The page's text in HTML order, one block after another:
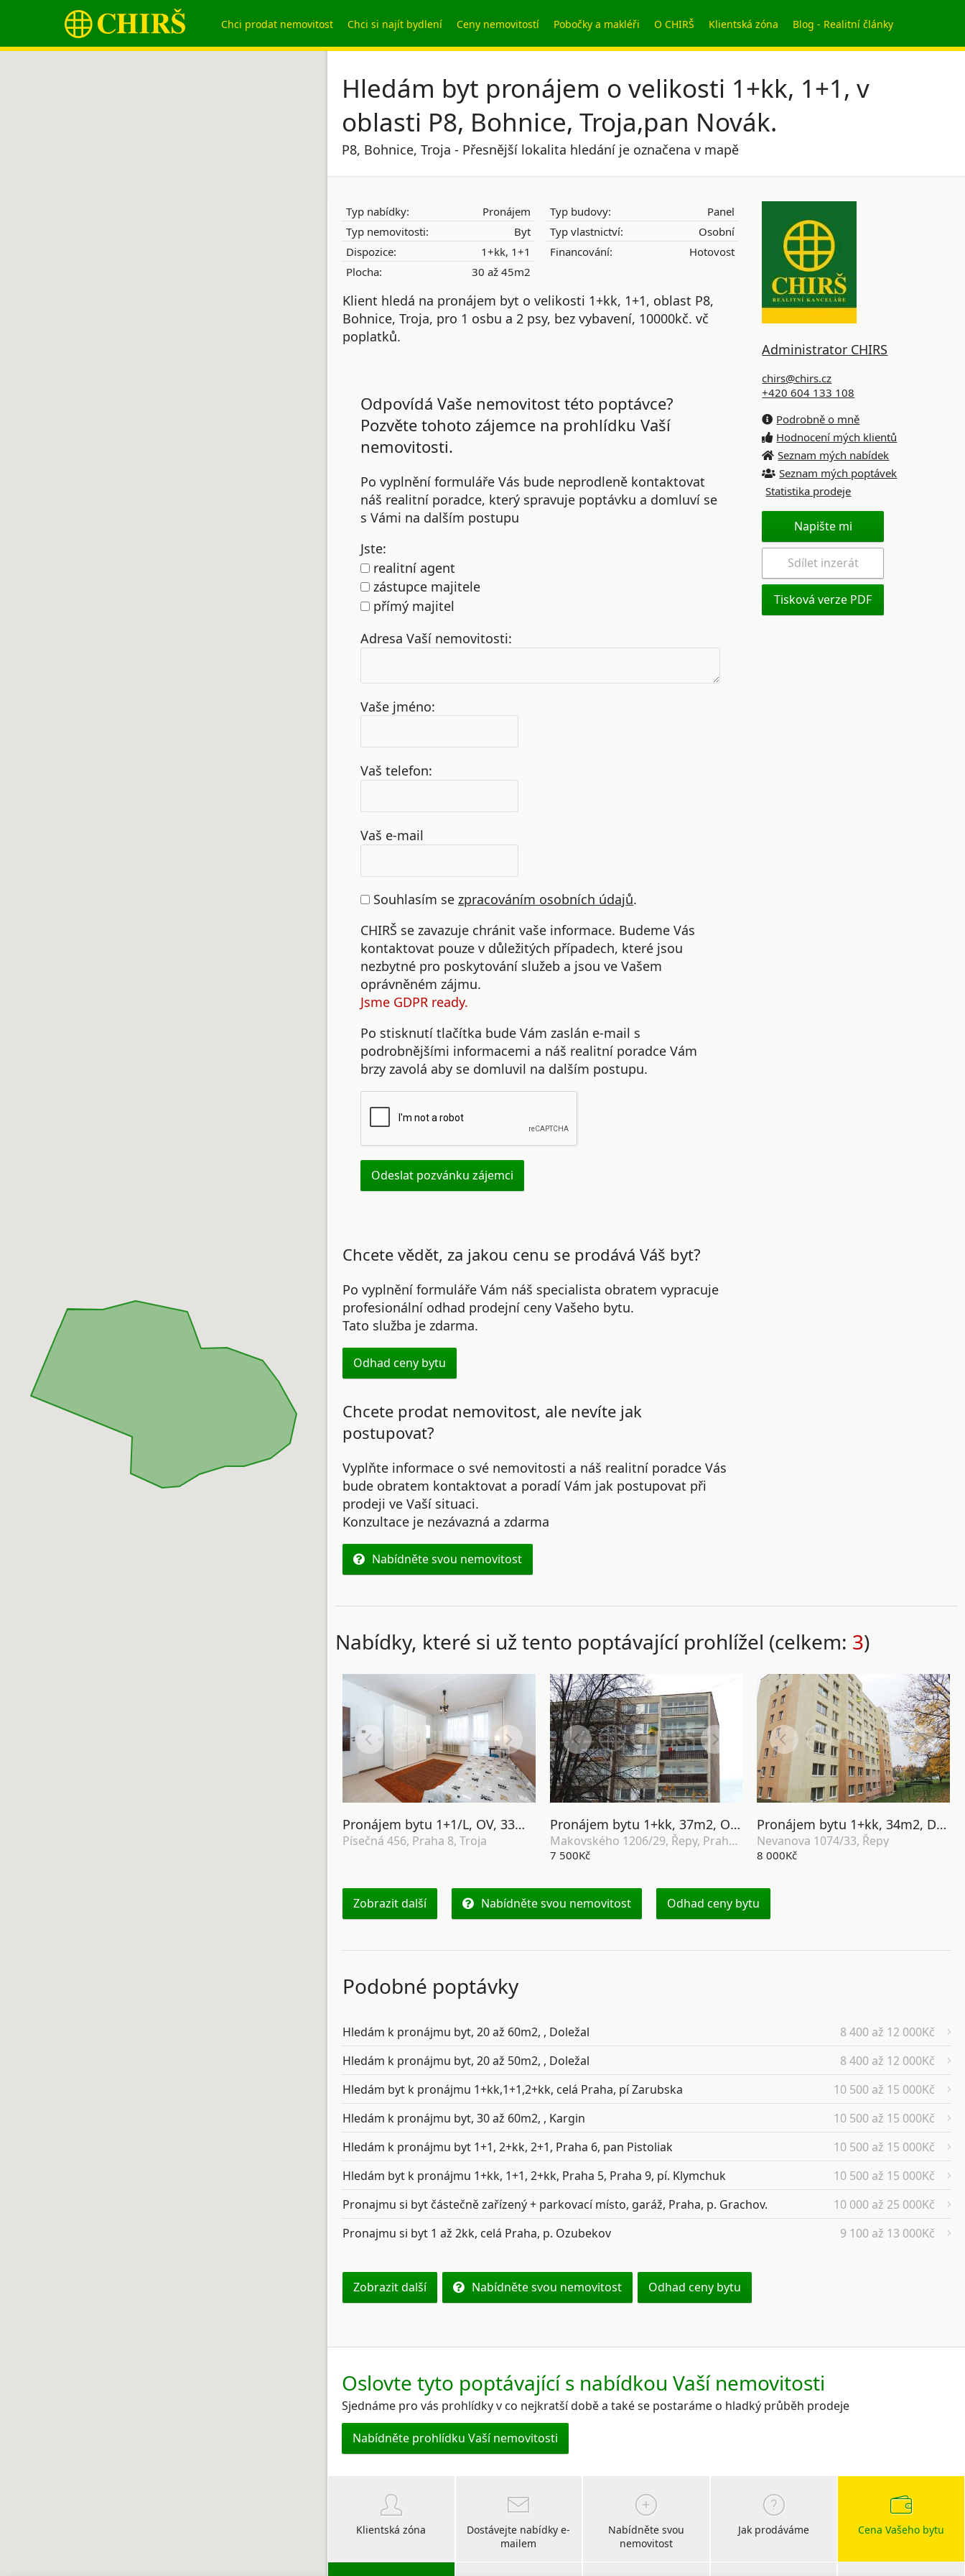
Chci prodat nemovitost Chci si najít bydlení Ceny nemovitostí Pobočky a makléři O CHIRŠ Klientská zóna Blog - Realitní články
Hledám byt pronájem o velikosti 1+kk, 1+1, v
oblasti P8, Bohnice, Troja,pan Novák.
P8, Bohnice, Troja - Přesnější lokalita hledání je označena v mapě
Typ nabídky:
Pronájem
Typ nemovitosti:
Byt
Dispozice:
1+kk, 1+1
Plocha:
30 až 45m2
Typ budovy:
Panel
Typ vlastnictví:
Osobní
Financování:
Hotovost
Klient hledá na pronájem byt o velikosti 1+kk, 1+1, oblast P8,
Bohnice, Troja, pro 1 osbu a 2 psy, bez vybavení, 10000kč. vč
poplatků.
Odpovídá Vaše nemovitost této poptávce?
Pozvěte tohoto zájemce na prohlídku Vaší
nemovitosti.
Po vyplnění formuláře Vás bude neprodleně kontaktovat
náš realitní poradce, který spravuje poptávku a domluví se
s Vámi na dalším postupu
Jste:
realitní agent
zástupce majitele
přímý majitel
Adresa Vaší nemovitosti:
Vaše jméno:
Vaš telefon:
Vaš e-mail
Souhlasím se zpracováním osobních údajů.
CHIRŠ se zavazuje chránit vaše informace. Budeme Vás
kontaktovat pouze v důležitých případech, které jsou
nezbytné pro poskytování služeb a jsou ve Vašem
oprávněném zájmu.
Jsme GDPR ready.
Po stisknutí tlačítka bude Vám zaslán e-mail s
podrobnějšími informacemi a náš realitní poradce Vám
brzy zavolá aby se domluvil na dalším postupu.
Chcete vědět, za jakou cenu se prodává Váš byt?
Po vyplnění formuláře Vám náš specialista obratem vypracuje
profesionální odhad prodejní ceny Vašeho bytu.
Tato služba je zdarma.
Odhad ceny bytu
Chcete prodat nemovitost, ale nevíte jak
postupovat?
Vyplňte informace o své nemovitosti a náš realitní poradce Vás
bude obratem kontaktovat a poradí Vám jak postupovat při
prodeji ve Vaší situaci.
Konzultace je nezávazná a zdarma
Nabídněte svou nemovitost
Administrator CHIRS
chirs@chirs.cz
+420 604 133 108
Podrobně o mně
Hodnocení mých klientů
Seznam mých nabídek
Seznam mých poptávek
Statistika prodeje
Napište mi
Sdílet inzerát
Tisková verze PDF
Nabídky, které si už tento poptávající prohlížel (celkem: 3)
Pronájem bytu 1+1/L, OV, 33m2, ul. Písečná 456, P-8 Troja
Písečná 456, Praha 8, Troja
Pronájem bytu 1+kk, 37m2, OV, ul. Makovského 1206/29, Řepy, Praha 17
Makovského 1206/29, Řepy, Praha 17
7 500Kč
Pronájem bytu 1+kk, 34m2, DV, ul. Nevanova 1074/33, P-17, Řepy
Nevanova 1074/33, Řepy
8 000Kč
Zobrazit další Nabídněte svou nemovitost Odhad ceny bytu
Podobné poptávky
Hledám k pronájmu byt, 20 až 60m2, , Doležal
8 400 až 12 000Kč
Hledám k pronájmu byt, 20 až 50m2, , Doležal
8 400 až 12 000Kč
Hledám byt k pronájmu 1+kk,1+1,2+kk, celá Praha, pí Zarubska
10 500 až 15 000Kč
Hledám k pronájmu byt, 30 až 60m2, , Kargin
10 500 až 15 000Kč
Hledám k pronájmu byt 1+1, 2+kk, 2+1, Praha 6, pan Pistoliak
10 500 až 15 000Kč
Hledám byt k pronájmu 1+kk, 1+1, 2+kk, Praha 5, Praha 9, pí. Klymchuk
10 500 až 15 000Kč
Pronajmu si byt částečně zařízený + parkovací místo, garáž, Praha, p. Grachov.
10 000 až 25 000Kč
Pronajmu si byt 1 až 2kk, celá Praha, p. Ozubekov
9 100 až 13 000Kč
Zobrazit další Nabídněte svou nemovitost Odhad ceny bytu
Oslovte tyto poptávající s nabídkou Vaší nemovitosti
Sjednáme pro vás prohlídky v co nejkratší době a také se postaráme o hladký průběh prodeje
Nabídněte prohlídku Vaší nemovitosti
Klientská zóna
Dostávejte nabídky e-
mailem
Nabídněte svou
nemovitost
Jak prodáváme Cena Vašeho bytu